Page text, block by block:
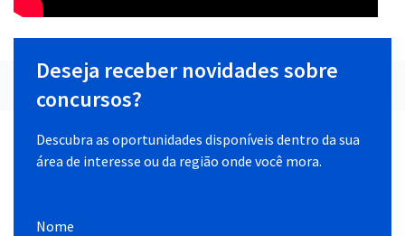
Deseja receber novidades sobre
concursos?
Descubra as oportunidades disponíveis dentro da sua
área de interesse ou da região onde você mora.
Nome